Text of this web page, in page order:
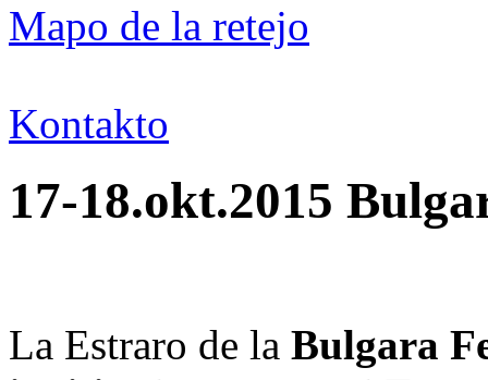
Mapo de la retejo
Kontakto
17-18.okt.2015
La Estraro de la Bulgara